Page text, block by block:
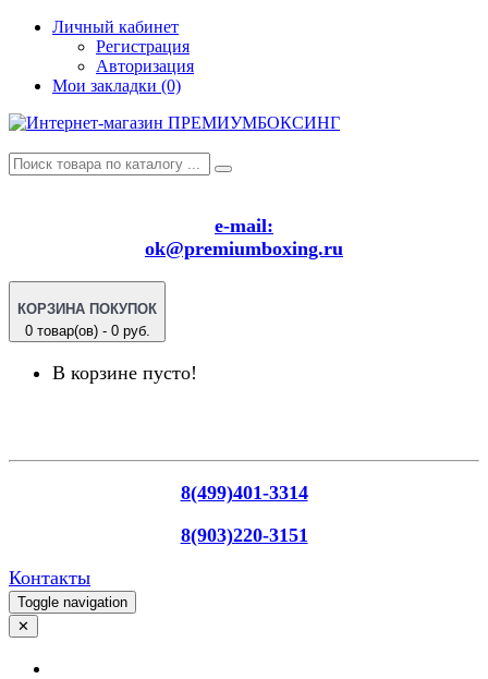
Личный кабинет
Регистрация
Авторизация
Мои закладки (0)
e-mail:
ok@premiumboxing.ru
КОРЗИНА ПОКУПОК
0 товар(ов) - 0 руб.
В корзине пусто!
8(499)401-3314
8(903)220-3151
Контакты
Toggle navigation
✕